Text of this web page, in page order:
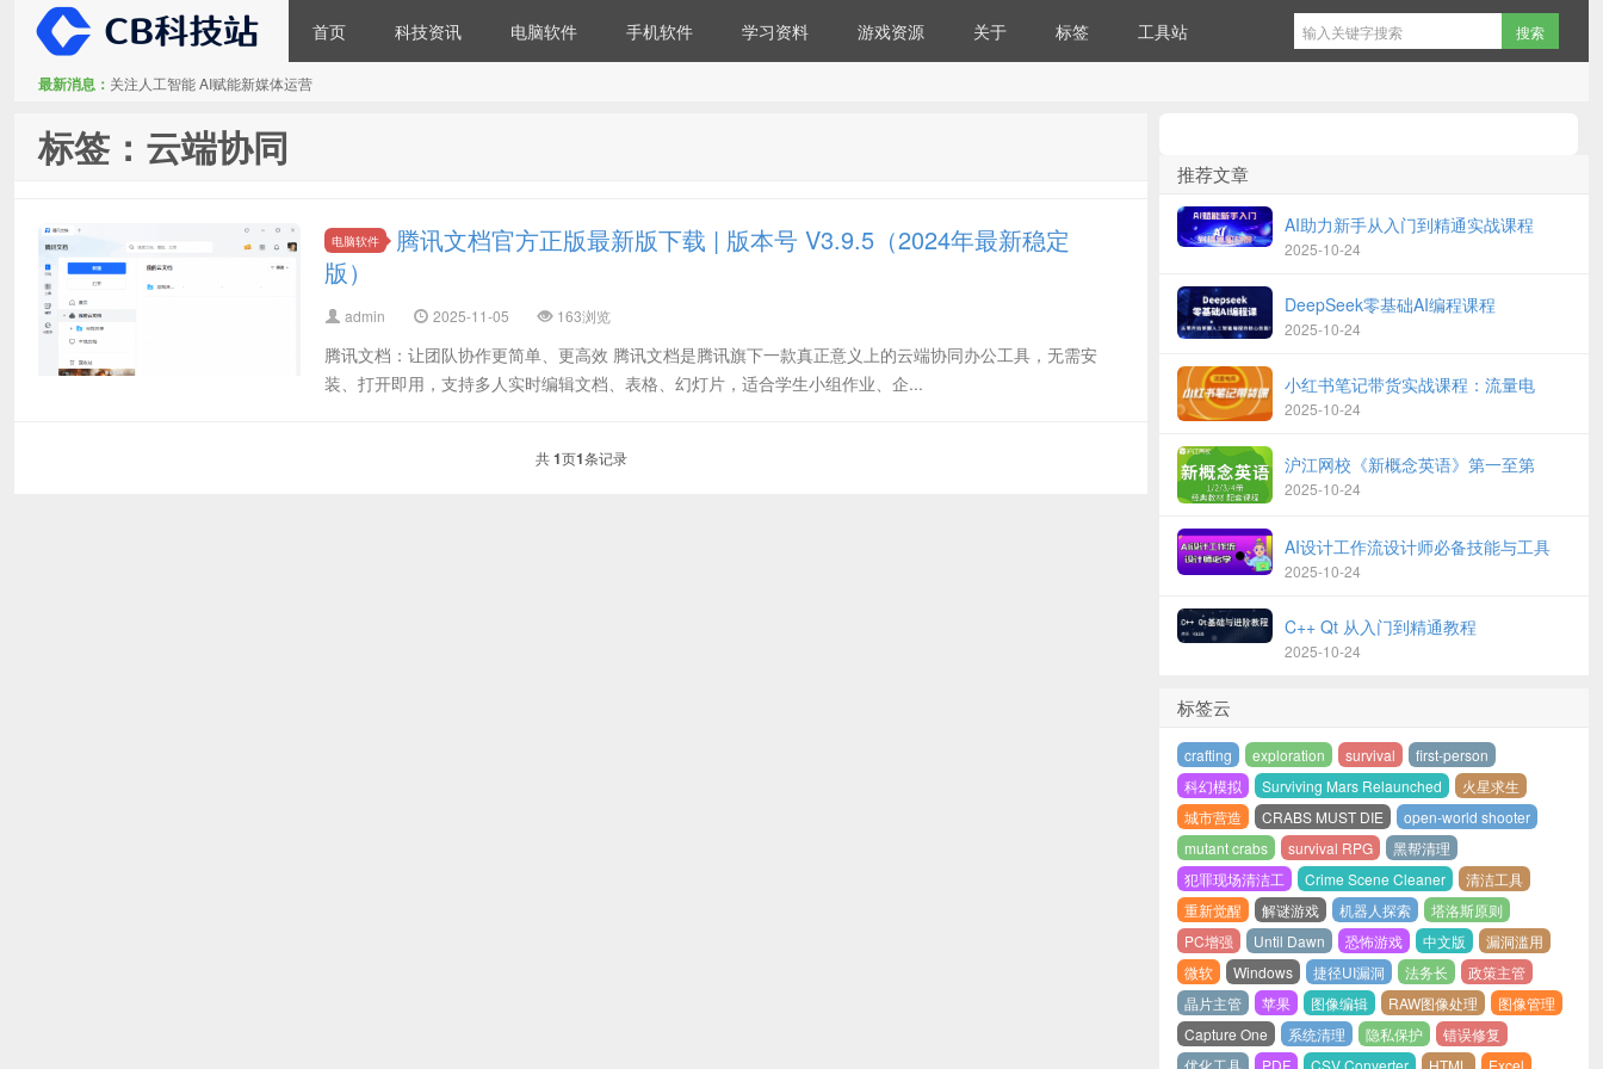
CB科技站
首页 科技资讯 电脑软件 手机软件 学习资料 游戏资源 关于 标签 工具站
最新消息： 关注人工智能 AI赋能新媒体运营
标签：云端协同
电脑软件
腾讯文档官方正版最新版下载 | 版本号 V3.9.5（2024年最新稳定
版）
admin 2025-11-05 163浏览
腾讯文档：让团队协作更简单、更高效 腾讯文档是腾讯旗下一款真正意义上的云端协同办公工具，无需安
装、打开即用，支持多人实时编辑文档、表格、幻灯片，适合学生小组作业、企...
共1页1条记录
推荐文章
AI助力新手从入门到精通实战课程
2025-10-24
DeepSeek零基础AI编程课程
2025-10-24
小红书笔记带货实战课程：流量电
2025-10-24
沪江网校《新概念英语》第一至第
2025-10-24
AI设计工作流设计师必备技能与工具
2025-10-24
C++ Qt 从入门到精通教程
2025-10-24
标签云
crafting exploration survival
first-person
科幻模拟
Surviving Mars Relaunched
火星求生
城市营造
CRABS MUST DIE
open-world shooter
mutant crabs
survival RPG
黑帮清理
犯罪现场清洁工
Crime Scene Cleaner
清洁工具
重新觉醒
解谜游戏 机器人探索
塔洛斯原则
PC增强
Until Dawn 恐怖游戏 中文版
漏洞滥用
微软
Windows 捷径UI漏洞 法务长
政策主管
晶片主管
苹果 图像编辑 RAW图像处理
图像管理
Capture One
系统清理 隐私保护
错误修复